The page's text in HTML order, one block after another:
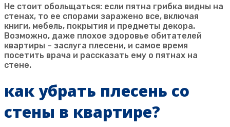
Не стоит обольщаться: если пятна грибка видны на
стенах, то ее спорами заражено все, включая
книги, мебель, покрытия и предметы декора.
Возможно, даже плохое здоровье обитателей
квартиры – заслуга плесени, и самое время
посетить врача и рассказать ему о пятнах на
стене.
как убрать плесень со
стены в квартире?